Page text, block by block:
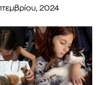
2024